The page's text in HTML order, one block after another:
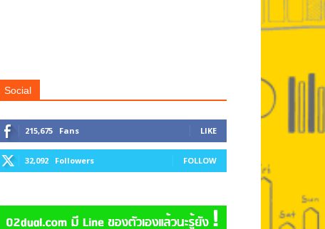
Social
215,675 Fans LIKE
32,092 Followers FOLLOW